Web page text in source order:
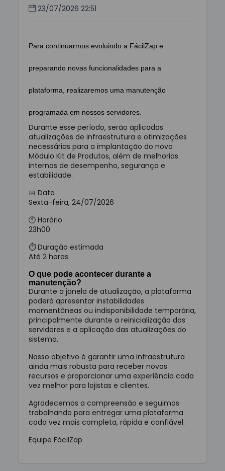
23/07/2026 22:51
Para continuarmos evoluindo a FácilZap e
preparando novas funcionalidades para a
plataforma, realizaremos uma manutenção
programada em nossos servidores.
Durante esse período, serão aplicadas
atualizações de infraestrutura e otimizações
necessárias para a implantação do novo
Módulo Kit de Produtos, além de melhorias
internas de desempenho, segurança e
estabilidade.
📅 Data
Sexta-feira, 24/07/2026
🕚 Horário
23h00
⏱ Duração estimada
Até 2 horas
O que pode acontecer durante a
manutenção?
Durante a janela de atualização, a plataforma
poderá apresentar instabilidades
momentâneas ou indisponibilidade temporária,
principalmente durante a reinicialização dos
servidores e a aplicação das atualizações do
sistema.
Nosso objetivo é garantir uma infraestrutura
ainda mais robusta para receber novos
recursos e proporcionar uma experiência cada
vez melhor para lojistas e clientes.
Agradecemos a compreensão e seguimos
trabalhando para entregar uma plataforma
cada vez mais completa, rápida e confiável.
Equipe FácilZap